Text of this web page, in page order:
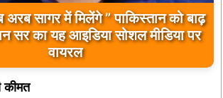
सिंधु नदी और भारत को लेकर दिए गए
के केंद्रीय मंत्रियों की कड़ी प्रतिक्रिया
कीमत